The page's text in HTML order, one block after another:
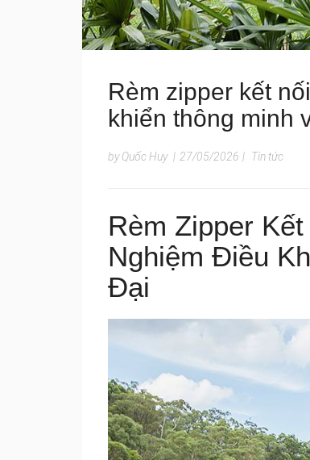
Rèm zipper kết
khiển thông minh
by Quốc Huy | 27/05/2026 | Tin tức
Rèm Zipper
Nghiệm Điều
Đại